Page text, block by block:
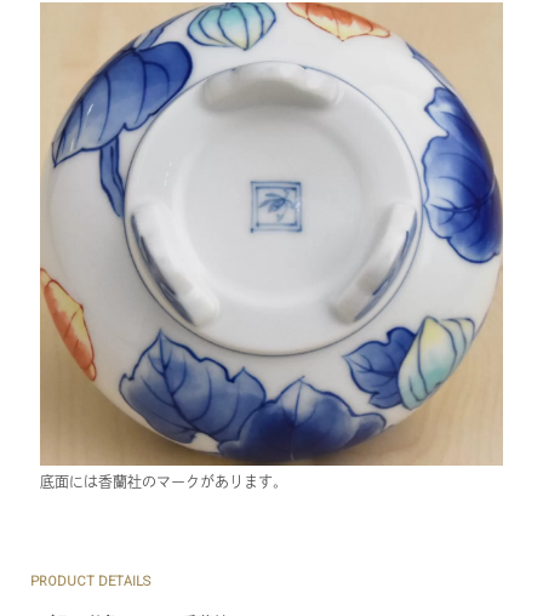
底面には香蘭社のマークがあります。
PRODUCT DETAILS